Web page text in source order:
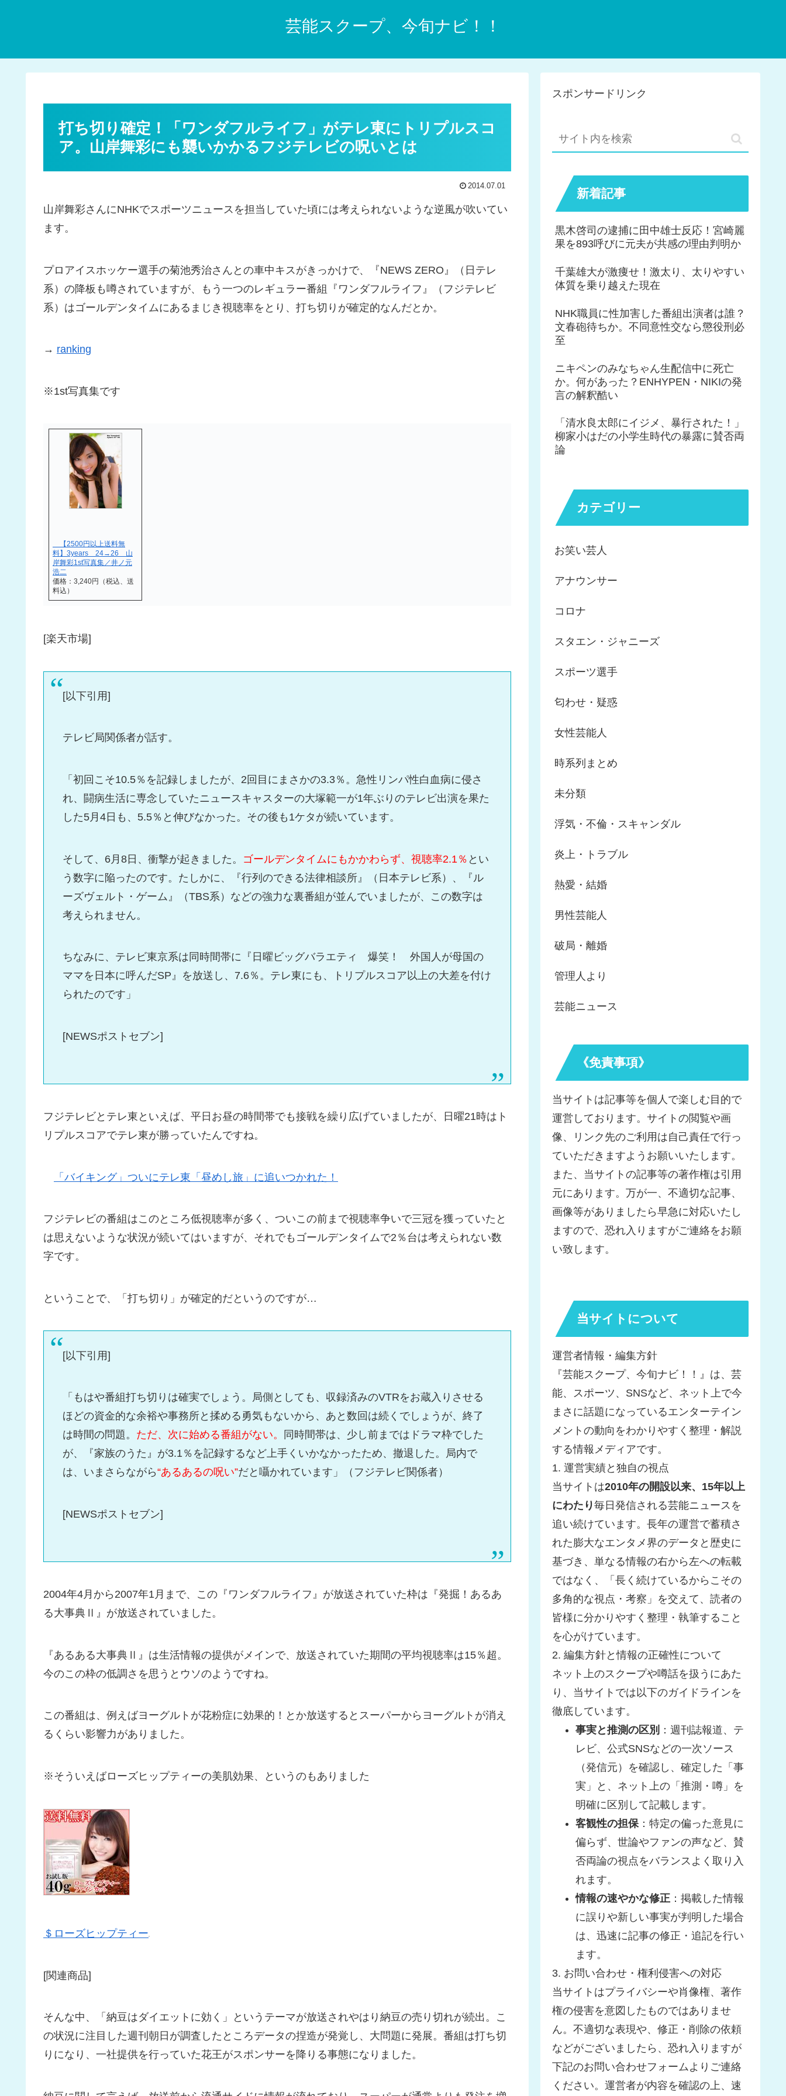
芸能スクープ、今旬ナビ！！
打ち切り確定！「ワンダフルライフ」がテレ東にトリプルスコ
ア。山岸舞彩にも襲いかかるフジテレビの呪いとは
2014.07.01
山岸舞彩さんにNHKでスポーツニュースを担当していた頃には考えられないような逆風が吹いてい
ます。
プロアイスホッケー選手の菊池秀治さんとの車中キスがきっかけで、『NEWS ZERO』（日テレ
系）の降板も噂されていますが、もう一つのレギュラー番組『ワンダフルライフ』（フジテレビ
系）はゴールデンタイムにあるまじき視聴率をとり、打ち切りが確定的なんだとか。
→ ranking
※1st写真集です
【2500円以上送料無
料】3years 24→26 山
岸舞彩1st写真集／井ノ元
浩二
価格：3,240円（税込、送
料込）
[楽天市場]
[以下引用]
テレビ局関係者が話す。
「初回こそ10.5％を記録しましたが、2回目にまさかの3.3％。急性リンパ性白血病に侵さ
れ、闘病生活に専念していたニュースキャスターの大塚範一が1年ぶりのテレビ出演を果た
した5月4日も、5.5％と伸びなかった。その後も1ケタが続いています。
そして、6月8日、衝撃が起きました。 ゴールデンタイムにもかかわらず、視聴率2.1％ とい
う数字に陥ったのです。たしかに、『行列のできる法律相談所』（日本テレビ系）、『ル
ーズヴェルト・ゲーム』（TBS系）などの強力な裏番組が並んでいましたが、この数字は
考えられません。
ちなみに、テレビ東京系は同時間帯に『日曜ビッグバラエティ 爆笑！ 外国人が母国の
ママを日本に呼んだSP』を放送し、7.6％。テレ東にも、トリプルスコア以上の大差を付け
られたのです」
[NEWSポストセブン]
フジテレビとテレ東といえば、平日お昼の時間帯でも接戦を繰り広げていましたが、日曜21時はト
リプルスコアでテレ東が勝っていたんですね。
「バイキング」ついにテレ東「昼めし旅」に追いつかれた！
フジテレビの番組はこのところ低視聴率が多く、ついこの前まで視聴率争いで三冠を獲っていたと
は思えないような状況が続いてはいますが、それでもゴールデンタイムで2％台は考えられない数
字です。
ということで、「打ち切り」が確定的だというのですが…
[以下引用]
「もはや番組打ち切りは確実でしょう。局側としても、収録済みのVTRをお蔵入りさせる
ほどの資金的な余裕や事務所と揉める勇気もないから、あと数回は続くでしょうが、終了
は時間の問題。 ただ、次に始める番組がない。
同時間帯は、少し前まではドラマ枠でした
が、『家族のうた』が3.1％を記録するなど上手くいかなかったため、撤退した。局内で
は、いまさらながら“あるあるの呪い”だと囁かれています」（フジテレビ関係者）
[NEWSポストセブン]
2004年4月から2007年1月まで、この『ワンダフルライフ』が放送されていた枠は『発掘！あるあ
る大事典Ⅱ』が放送されていました。
『あるある大事典Ⅱ』は生活情報の提供がメインで、放送されていた期間の平均視聴率は15％超。
今のこの枠の低調さを思うとウソのようですね。
この番組は、例えばヨーグルトが花粉症に効果的！とか放送するとスーパーからヨーグルトが消え
るくらい影響力がありました。
※そういえばローズヒップティーの美肌効果、というのもありました
＄ローズヒップティー
[関連商品]
そんな中、「納豆はダイエットに効く」というテーマが放送されやはり納豆の売り切れが続出。こ
の状況に注目した週刊朝日が調査したところデータの捏造が発覚し、大問題に発展。番組は打ち切
りになり、一社提供を行っていた花王がスポンサーを降りる事態になりました。
スポンサードリンク
新着記事
黒木啓司の逮捕に田中雄士反応！宮崎麗
果を893呼びに元夫が共感の理由判明か
千葉雄大が激痩せ！激太り、太りやすい
体質を乗り越えた現在
NHK職員に性加害した番組出演者は誰？
文春砲待ちか。不同意性交なら懲役刑必
至
ニキペンのみなちゃん生配信中に死亡
か。何があった？ENHYPEN・NIKIの発
言の解釈酷い
「清水良太郎にイジメ、暴行された！」
柳家小はだの小学生時代の暴露に賛否両
論
カテゴリー
お笑い芸人
アナウンサー
コロナ
スタエン・ジャニーズ
スポーツ選手
匂わせ・疑惑
女性芸能人
時系列まとめ
未分類
浮気・不倫・スキャンダル
炎上・トラブル
熱愛・結婚
男性芸能人
破局・離婚
管理人より
芸能ニュース
《免責事項》
当サイトは記事等を個人で楽しむ目的で
運営しております。サイトの閲覧や画
像、リンク先のご利用は自己責任で行っ
ていただきますようお願いいたします。
また、当サイトの記事等の著作権は引用
元にあります。万が一、不適切な記事、
画像等がありましたら早急に対応いたし
ますので、恐れ入りますがご連絡をお願
い致します。
当サイトについて
運営者情報・編集方針
『芸能スクープ、今旬ナビ！！』は、芸
能、スポーツ、SNSなど、ネット上で今
まさに話題になっているエンターテイン
メントの動向をわかりやすく整理・解説
する情報メディアです。
1. 運営実績と独自の視点
当サイトは2010年の開設以来、15年以上
にわたり毎日発信される芸能ニュースを
追い続けています。長年の運営で蓄積さ
れた膨大なエンタメ界のデータと歴史に
基づき、単なる情報の右から左への転載
ではなく、「長く続けているからこその
多角的な視点・考察」を交えて、読者の
皆様に分かりやすく整理・執筆すること
を心がけています。
2. 編集方針と情報の正確性について
ネット上のスクープや噂話を扱うにあた
り、当サイトでは以下のガイドラインを
徹底しています。
事実と推測の区別 ：週刊誌報道、テ
レビ、公式SNSなどの一次ソース
（発信元）を確認し、確定した「事
実」と、ネット上の「推測・噂」を
明確に区別して記載します。
客観性の担保 ：特定の偏った意見に
偏らず、世論やファンの声など、賛
否両論の視点をバランスよく取り入
れます。
情報の速やかな修正 ：掲載した情報
に誤りや新しい事実が判明した場合
は、迅速に記事の修正・追記を行い
ます。
3. お問い合わせ・権利侵害への対応
当サイトはプライバシーや肖像権、著作
権の侵害を意図したものではありませ
ん。不適切な表現や、修正・削除の依頼
などがございましたら、恐れ入りますが
下記のお問い合わせフォームよりご連絡
ください。運営者が内容を確認の上、速